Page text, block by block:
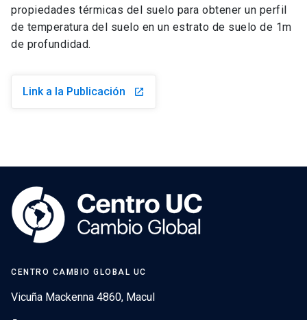
propiedades térmicas del suelo para obtener un perfil
de temperatura del suelo en un estrato de suelo de 1m
de profundidad.
Link a la Publicación launch
CENTRO CAMBIO GLOBAL UC
Vicuña Mackenna 4860, Macul